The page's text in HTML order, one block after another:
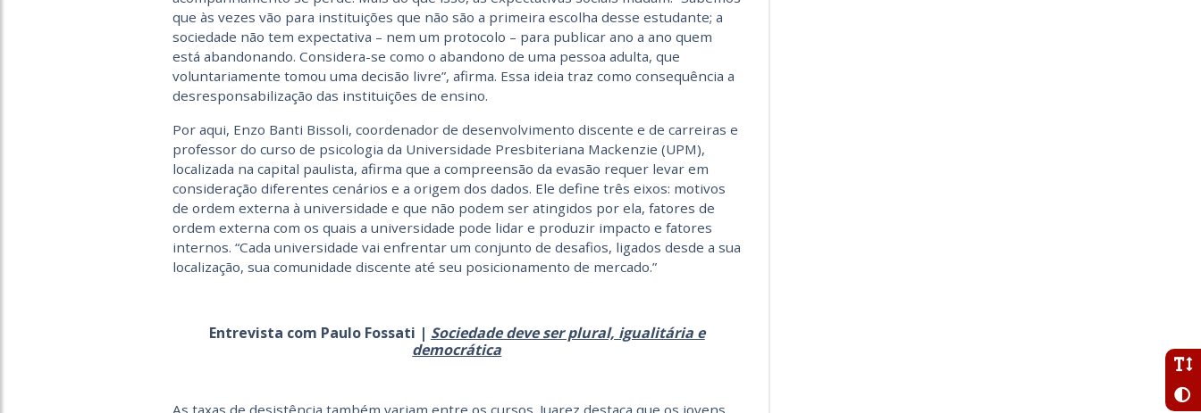
que às vezes vão para instituições que não são a primeira escolha desse estudante; a
sociedade não tem expectativa – nem um protocolo – para publicar ano a ano quem
está abandonando. Considera-se como o abandono de uma pessoa adulta, que
voluntariamente tomou uma decisão livre”, afirma. Essa ideia traz como consequência a
desresponsabilização das instituições de ensino.
Por aqui, Enzo Banti Bissoli, coordenador de desenvolvimento discente e de carreiras e
professor do curso de psicologia da Universidade Presbiteriana Mackenzie (UPM),
localizada na capital paulista, afirma que a compreensão da evasão requer levar em
consideração diferentes cenários e a origem dos dados. Ele define três eixos: motivos
de ordem externa à universidade e que não podem ser atingidos por ela, fatores de
ordem externa com os quais a universidade pode lidar e produzir impacto e fatores
internos. “Cada universidade vai enfrentar um conjunto de desafios, ligados desde a sua
localização, sua comunidade discente até seu posicionamento de mercado.”
Entrevista com Paulo Fossati | Sociedade deve ser plural, igualitária e
democrática